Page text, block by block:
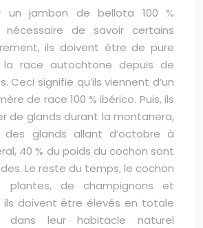
un jambon de bellota 100 %
de savoir certains
ils doivent être de pure
la race autochtone depuis de
Ceci signifie qu’ils viennent d’un
de race 100 % ibérico. Puis, ils
de glands durant la montanera,
glands allant d’octobre à
40 % du poids du cochon sont
Le reste du temps, le cochon
plantes, de champignons et
ils doivent être élevés en totale
dans leur habitacle naturel